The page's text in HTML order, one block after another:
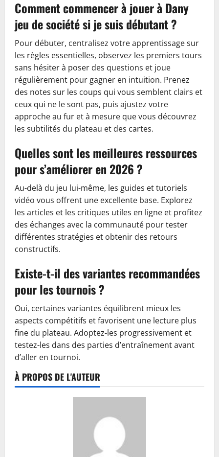
Comment commencer à jouer à Dany
jeu de société si je suis débutant ?
Pour débuter, centralisez votre apprentissage sur
les règles essentielles, observez les premiers tours
sans hésiter à poser des questions et joue
régulièrement pour gagner en intuition. Prenez
des notes sur les coups qui vous semblent clairs et
ceux qui ne le sont pas, puis ajustez votre
approche au fur et à mesure que vous découvrez
les subtilités du plateau et des cartes.
Quelles sont les meilleures ressources
pour s’améliorer en 2026 ?
Au-delà du jeu lui-même, les guides et tutoriels
vidéo vous offrent une excellente base. Explorez
les articles et les critiques utiles en ligne et profitez
des échanges avec la communauté pour tester
différentes stratégies et obtenir des retours
constructifs.
Existe-t-il des variantes recommandées
pour les tournois ?
Oui, certaines variantes équilibrent mieux les
aspects compétitifs et favorisent une lecture plus
fine du plateau. Adoptez-les progressivement et
testez-les dans des parties d’entraînement avant
d’aller en tournoi.
À PROPOS DE L'AUTEUR